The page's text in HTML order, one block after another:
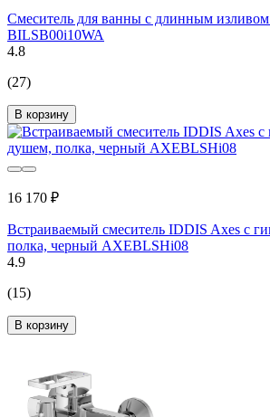
Смеситель для ванны с длинным
BILSB00i10WA
4.8
(27)
В корзину
16 170 ₽
Встраиваемый смеситель IDDIS Axes с
полка, черный AXEBLSHi08
4.9
(15)
В корзину